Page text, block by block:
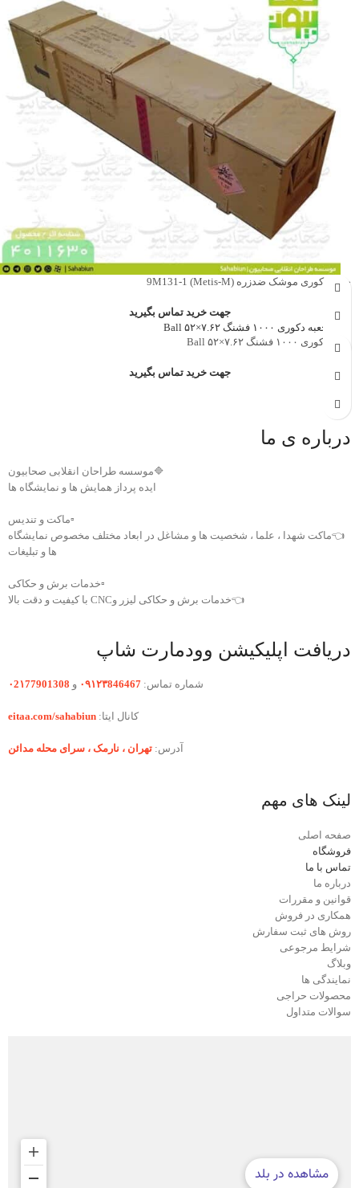
جعبه دکوری موشک ضدزره 9M131-1 (Metis-M)
جهت خرید تماس بگیرید
جعبه دکوری ۱۰۰۰ فشنگ ۷.۶۲×۵۲ Ball
جهت خرید تماس بگیرید
درباره ی ما
🔷موسسه طراحان انقلابی صحابیون
ایده پرداز همایش ها و نمایشگاه ها
▫️ماکت و تندیس
👈ماکت شهدا ، علما ، شخصیت ها و مشاغل در ابعاد مختلف مخصوص نمایشگاه
ها و تبلیغات
▫️خدمات برش و حکاکی
👈خدمات برش و حکاکی لیزر وCNC با کیفیت و دقت بالا
دریافت اپلیکیشن وودمارت شاپ
شماره تماس: ۰۹۱۲۳846467 و ۰2۱77901308
کانال ایتا: eitaa.com/sahabiun
آدرس: تهران ،‌ نارمک ، سرای محله مدائن
لینک های مهم
صفحه اصلی
فروشگاه
تماس با ما
درباره ما
قوانین و مقررات
همکاری در فروش
روش های ثبت سفارش
شرایط مرجوعی
وبلاگ
نمایندگی ها
محصولات حراجی
سوالات متداول